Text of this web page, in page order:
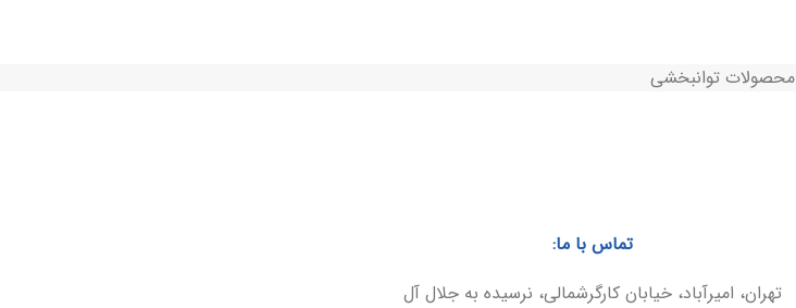
محصولات توانبخشی
تماس با ما:
تهران، امیرآباد، خیابان کارگرشمالی، نرسیده به جلال آل